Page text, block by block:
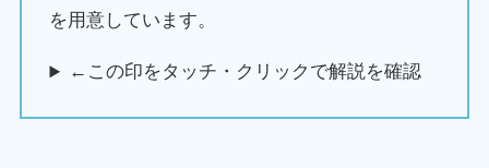
を用意しています。
←この印をタッチ・クリックで解説を確認